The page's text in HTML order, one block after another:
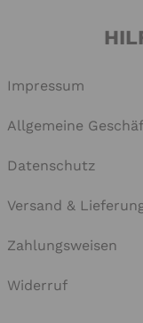
Impressum
Allgemeine
Datenschutz
Versand &
Zahlungsweisen
Widerruf